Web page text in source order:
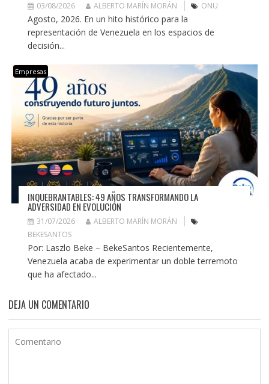
03/08/2026 ALBERTO MARÍN MORÁN ONU
Agosto, 2026. En un hito histórico para la
representación de Venezuela en los espacios de
decisión...
Empresas
INQUEBRANTABLES: 49 AÑOS TRANSFORMANDO LA
ADVERSIDAD EN EVOLUCIÓN
31/07/2026
ALBERTO MARÍN MORÁN
BEKESANTOS
Por: Laszlo Beke – BekeSantos Recientemente,
Venezuela acaba de experimentar un doble terremoto
que ha afectado...
DEJA UN COMENTARIO